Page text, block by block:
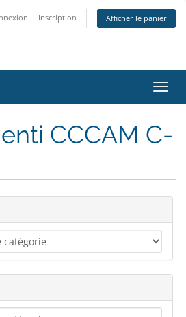
Inscription Afficher le panier
la
CCCAM C-